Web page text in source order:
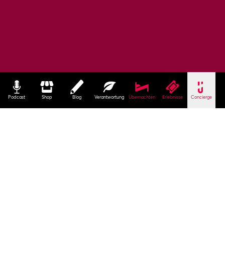
Podcast Shop Blog Verantwortung Übernachten Erlebnisse Concierge